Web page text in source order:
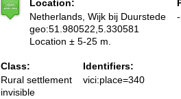
Location:
Netherlands, Wijk bij Duurstede
geo:51.980522,5.330581
Location ± 5-25 m.
Class:
Rural settlement
invisible
Identifiers:
vici:place=340